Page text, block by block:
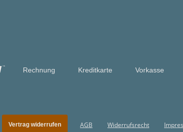
Rechnung Kreditkarte Vorkasse
Vertrag widerrufen AGB Widerrufsrecht